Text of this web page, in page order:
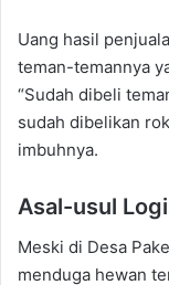
Uang hasil
teman-temannya
“Sudah dibeli
sudah dibelikan
imbuhnya.
Asal-usul
Meski di Desa
menduga hewan